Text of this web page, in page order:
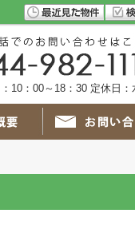
10：00～18：30 定休日：